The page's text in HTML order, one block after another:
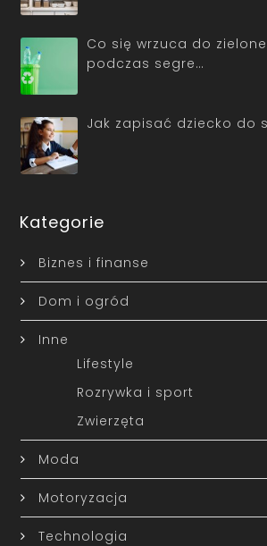
Co się wrzuca do
podczas segre…
Jak zapisać dziecko do
Kategorie
Biznes i finanse
Dom i ogród
Inne
Lifestyle
Rozrywka i sport
Zwierzęta
Moda
Motoryzacja
Technologia